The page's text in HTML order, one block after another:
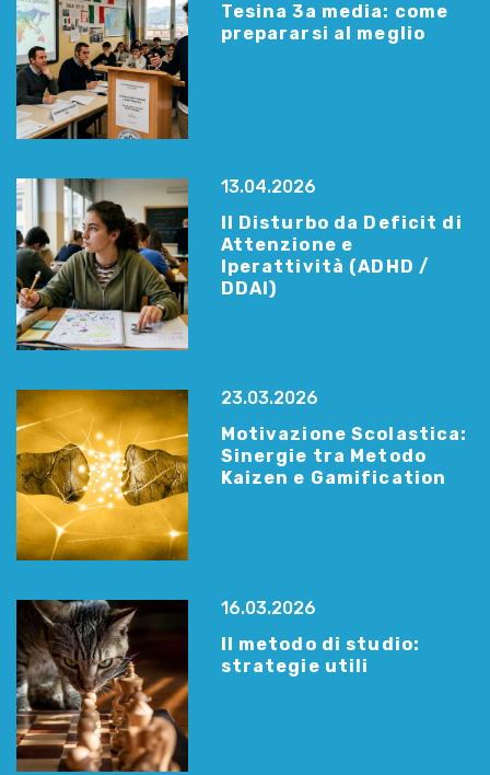
Tesina 3a media: come
prepararsi al meglio
13.04.2026
Il Disturbo da Deficit di
Attenzione e
Iperattività (ADHD /
DDAI)
23.03.2026
Motivazione Scolastica:
Sinergie tra Metodo
Kaizen e Gamification
16.03.2026
Il metodo di studio:
strategie utili